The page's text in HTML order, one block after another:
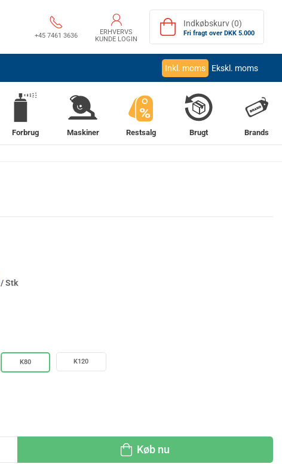
+45 7461 3636
ERHVERVS
KUNDE LOGIN
Indkøbskurv (0)
Fri fragt over DKK 5.000
Inkl. moms Ekskl. moms
Forbrug Maskiner
%
Restsalg Brugt Brands
/ Stk
K80 K120
Køb nu